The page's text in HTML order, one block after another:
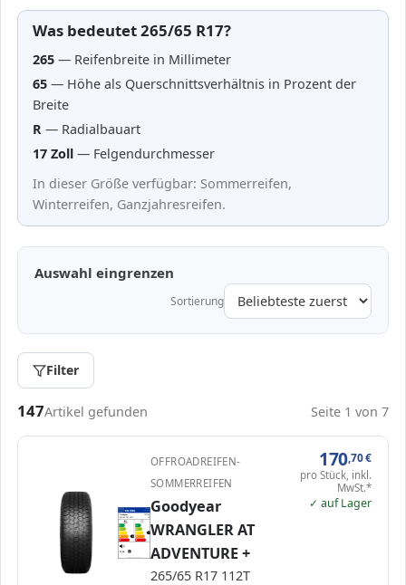
Was bedeutet 265/65 R17?
265 — Reifenbreite in Millimeter
65 — Höhe als Querschnittsverhältnis in Prozent der
Breite
R — Radialbauart
17 Zoll — Felgendurchmesser
In dieser Größe verfügbar: Sommerreifen,
Winterreifen, Ganzjahresreifen.
Auswahl eingrenzen
Sortierung
Filter
Passende Reifen in 265/65 R17
147Artikel gefunden Seite 1 von 7
ENERG 2549453
Goodyear 723704
265/65 R17 112T C1
A
B
C
D
D
E
A
B
C C
D
E
73 dB
OFFROADREIFEN-
SOMMERREIFEN
Goodyear
WRANGLER AT
ADVENTURE +
265/65 R17 112T
170,70€
pro Stück, inkl.
MwSt.*
✓ auf Lager